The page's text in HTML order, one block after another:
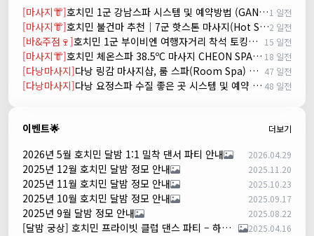
[마사지👘] 호치민 1군 강남스파 시스템 및 예약방법 (GANGNAM SPA)1 일전
[마사지👘] 호치민 불건마 추천｜7군 핫스톤 마사지(Hot Stone massage)2 일전
[바&주점🍷] 호치민 1군 부이비엔 여행자거리 착석 토킹바 놀이터 (NORITER LOUNGE) 15 일전
[마사지👘] 호치민 체온스파 38.5ºC 마사지 CHEON SPA Massage 18 일전
[다낭마사지] 다낭 링감 마사지샵, 룸 스파(Room Spa) 예약 47 일전
[다낭마사지] 다낭 요정스파 수질 좋은 곳 시스템 및 예약 방법 48 일전
이벤트🌟 더보기
2026년 5월 호치민 달밤 1:1 밀착 댄서 파티 안내 2026.04.29
2025년 12월 호치민 달밤 정모 안내 2025.11.20
2025년 11월 호치민 달밤 정모 안내 2025.10.23
2025년 10월 호치민 달밤 정모 안내 2025.09.17
2025년 9월 달밤 정모 안내 2025.08.22
[달밤 궁상] 호치민 프라이빗 클럽 댄스 파티 – 하루 한 팀만! 2025.04.16